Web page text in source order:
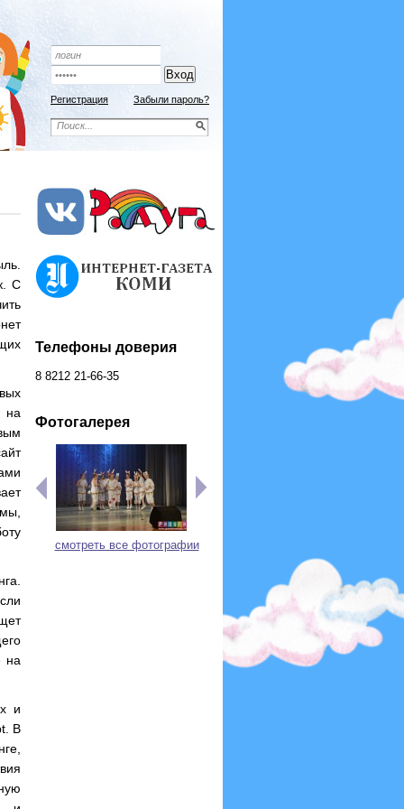
Регистрация Забыли пароль?
С
на
на
и
В
Телефоны доверия
8 8212 21-66-35
Фотогалерея
смотреть все фотографии